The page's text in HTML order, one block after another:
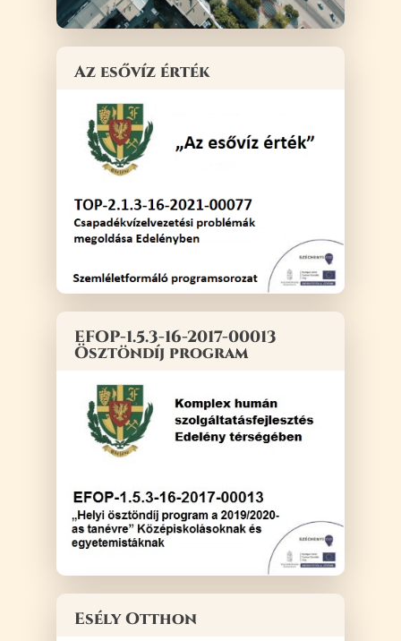
Az esővíz érték
EFOP-1.5.3-16-2017-00013
Ösztöndíj program
Esély Otthon